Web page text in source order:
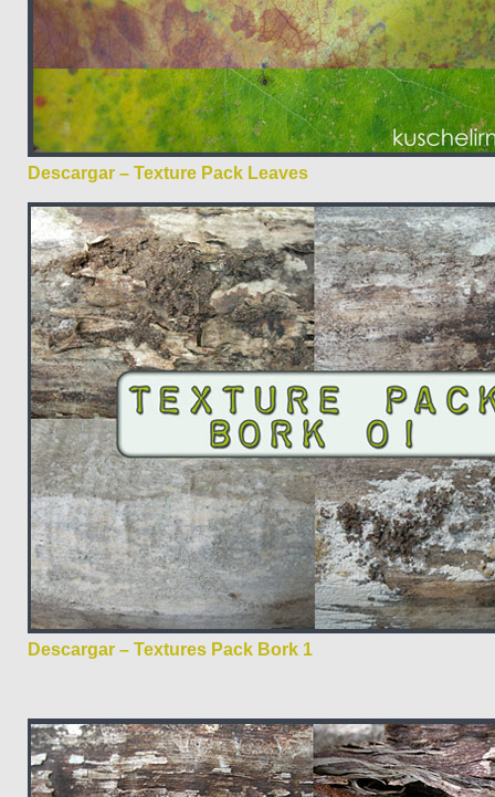
Descargar – Texture Pack Leaves
Descargar – Textures Pack Bork 1